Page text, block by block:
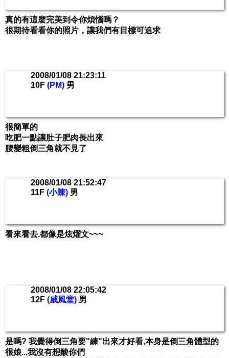
真的有這麼完美到令你煩惱嗎？
很期待看看你的照片，讓我們有目標可追求
2008/01/08 21:23:11
10F (PM) 男
很簡單的
吃肥一點讓肚子肥肉長出來
腰變粗倒三角就不見了
2008/01/08 21:52:47
11F (小陳) 男
看來看去.都像是炫燿文~~~
2008/01/08 22:05:42
12F (威風堂) 男
是嗎? 我覺得倒三角要"練"出來才好看,本身是倒三角體型的
很娘...我沒有想酸你們